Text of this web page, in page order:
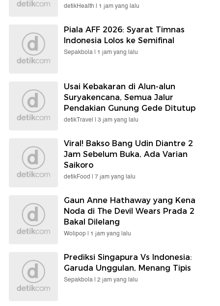
detikHealth | 1 jam yang lalu
Piala AFF 2026: Syarat Timnas
Indonesia Lolos ke Semifinal
Sepakbola | 1 jam yang lalu
Usai Kebakaran di Alun-alun
Suryakencana, Semua Jalur
Pendakian Gunung Gede Ditutup
detikTravel | 3 jam yang lalu
Viral! Bakso Bang Udin Diantre 2
Jam Sebelum Buka, Ada Varian
Saikoro
detikFood | 7 jam yang lalu
Gaun Anne Hathaway yang Kena
Noda di The Devil Wears Prada 2
Bakal Dilelang
Wolipop | 1 jam yang lalu
Prediksi Singapura Vs Indonesia:
Garuda Unggulan, Menang Tipis
Sepakbola | 2 jam yang lalu